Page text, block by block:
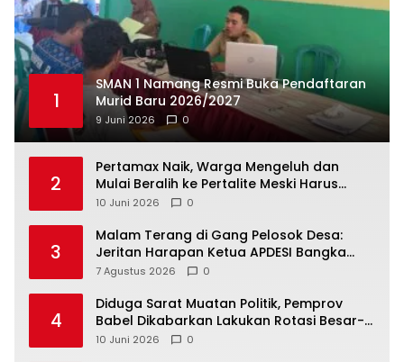
1
SMAN 1 Namang Resmi Buka Pendaftaran
Murid Baru 2026/2027
9 Juni 2026 0
2
‎Pertamax Naik, Warga Mengeluh dan
Mulai Beralih ke Pertalite Meski Harus
10 Juni 2026 0
3
Malam Terang di Gang Pelosok Desa:
Jeritan Harapan Ketua APDESI Bangka
Tengah untuk PLN Babel
7 Agustus 2026 0
4
‎Diduga Sarat Muatan Politik, Pemprov
Babel Dikabarkan Lakukan Rotasi Besar-
10 Juni 2026 0